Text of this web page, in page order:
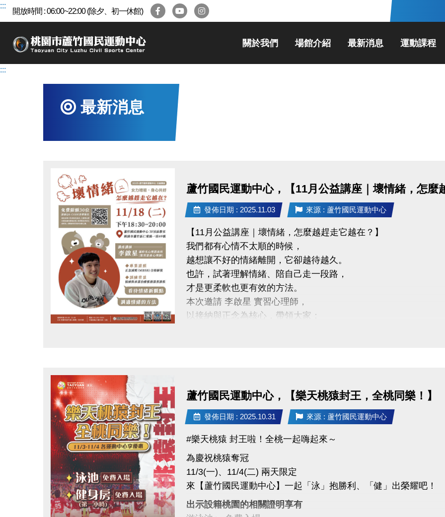
跳
區
:::
開放時間 : 06:00~22:00 (除夕、初一休館)
關於我們 場館介紹 最新消息 運動課程
:::
最新消息
蘆竹國民運動中心，【11月公益講座｜壞情緒，怎麼
發佈日期 : 2025.11.03 來源 : 蘆竹國民運動中心
【11月公益講座｜壞情緒，怎麼越趕走它越在？】
我們都有心情不太順的時候，
越想讓不好的情緒離開，它卻越待越久。
也許，試著理解情緒、陪自己走一段路，
才是更柔軟也更有效的方法。
本次邀請 李啟星 實習心理師，
以接納與正念為核心，帶領大家：
講師｜李啟星 實習心理師
具接納與承諾治療實務訓練、正念減壓（MBSR）合格師資資格
公益免費講座・限額30位
掃描 QR Code 填表報名，與我們一起培養更穩定、自在的心。
蘆竹國民運動中心，【樂天桃猿封王，全桃同樂！】
發佈日期 : 2025.10.31 來源 : 蘆竹國民運動中心
#樂天桃猿 封王啦！全桃一起嗨起來～
為慶祝桃猿奪冠
11/3(一)、11/4(二) 兩天限定
來【蘆竹國民運動中心】一起「泳」抱勝利、「健」出榮耀吧！
出示設籍桃園的相關證明享有